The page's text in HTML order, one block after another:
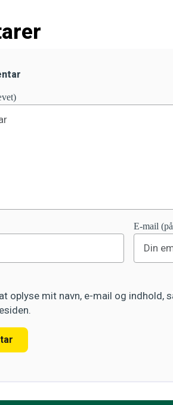
E-mail
oplyse mit navn, e-mail og indhold,